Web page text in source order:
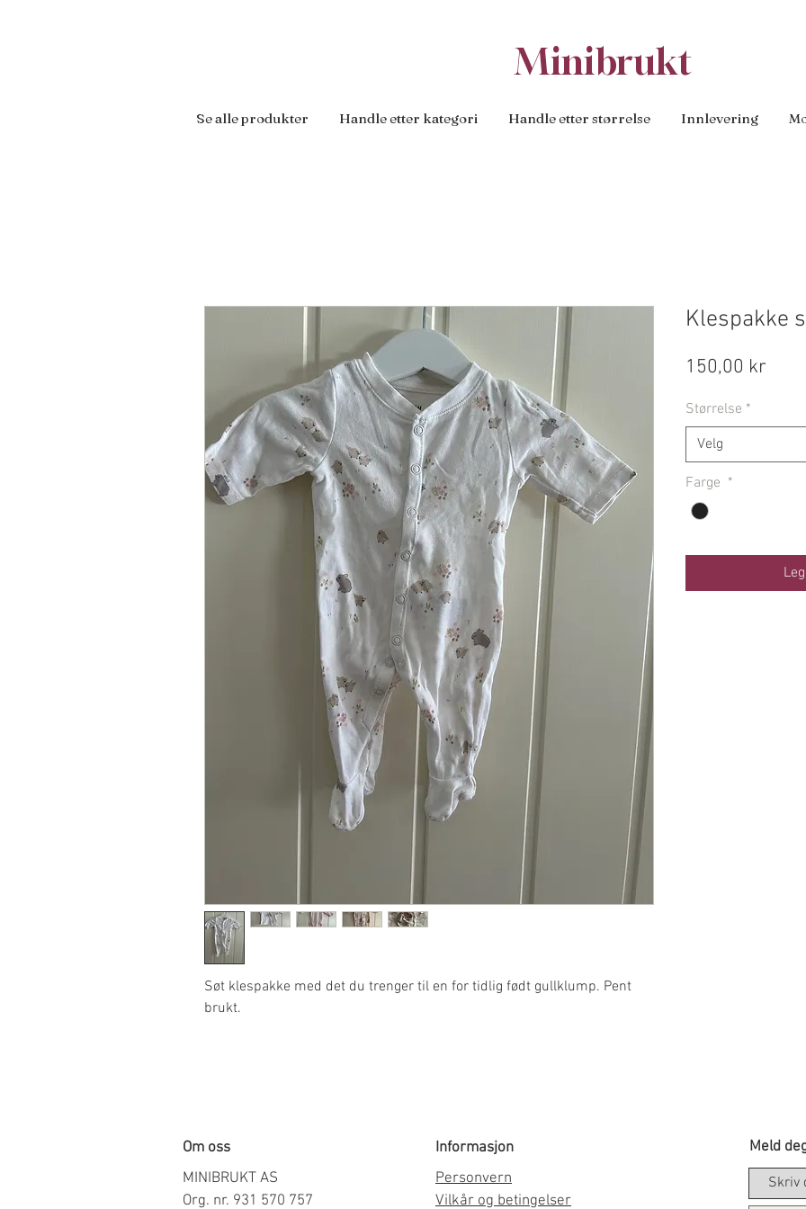
Minibrukt
Se alle produkter Handle etter kategori Handle etter størrelse Innlevering
Søt klespakke med det du trenger til en for tidlig født gullklump. Pent
brukt.
Klespakke
150,00 kr
Størrelse *
Velg
Farge *
Om oss
MINIBRUKT AS
Org. nr. 931 570 757
Informasjon
Personvern
Vilkår og betingelser
Meld